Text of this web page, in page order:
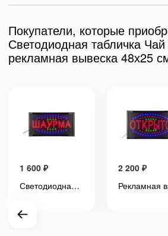
Покупатели, которые
Светодиодная табличка
рекламная вывеска 48х25
1 600 ₽
Светодиодная табличка "Шаурма" рекламная вывеска 48х25 см
2 200 ₽